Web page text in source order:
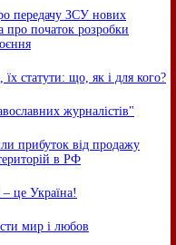
передачу ЗСУ нових
про початок розробки
їх статути: що, як і для кого?
журналістів"
прибуток від продажу
в РФ
це Україна!
мир і любов